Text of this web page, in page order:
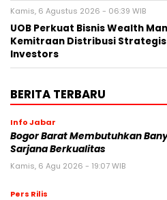
Kamis, 6 Agustus 2026 - 06:39 WIB
UOB Perkuat Bisnis Wealth
Kemitraan Distribusi
Investors
BERITA TERBARU
Info Jabar
Bogor Barat Membutuhkan
Sarjana Berkualitas
Kamis, 6 Agu 2026 - 19:07 WIB
Pers Rilis